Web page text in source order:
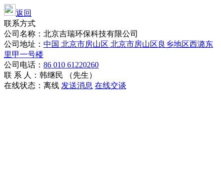
返回
联系方式
公司名称：北京吉瑞环保科技有限公司
公司地址： 中国 北京市房山区 北京市房山区良乡地区西潞东
里甲一号楼
公司电话： 86 010 61220260
联 系 人：韩继民 （先生）
在线状态： 离线 发送消息 在线交谈